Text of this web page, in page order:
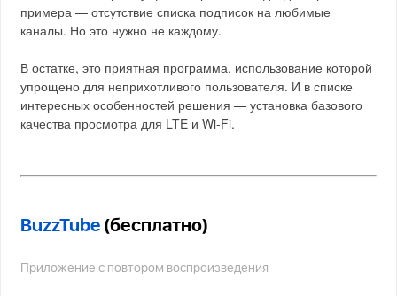
примера — отсутствие списка подписок на любимые
каналы. Но это нужно не каждому.
В остатке, это приятная программа, использование которой
упрощено для неприхотливого пользователя. И в списке
интересных особенностей решения — установка базового
качества просмотра для LTE и Wi-Fi.
BuzzTube (бесплатно)
Приложение с повтором воспроизведения